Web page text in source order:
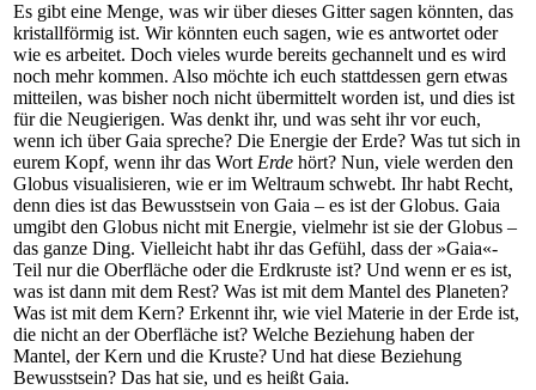
Es gibt eine Menge, was wir über dieses Gitter sagen könnten, das
kristallförmig ist. Wir könnten euch sagen, wie es antwortet oder
wie es arbeitet. Doch vieles wurde bereits gechannelt und es wird
noch mehr kommen. Also möchte ich euch stattdessen gern etwas
mitteilen, was bisher noch nicht übermittelt worden ist, und dies ist
für die Neugierigen. Was denkt ihr, und was seht ihr vor euch,
wenn ich über Gaia spreche? Die Energie der Erde? Was tut sich in
eurem Kopf, wenn ihr das Wort Erde hört? Nun, viele werden den
Globus visualisieren, wie er im Weltraum schwebt. Ihr habt Recht,
denn dies ist das Bewusstsein von Gaia – es ist der Globus. Gaia
umgibt den Globus nicht mit Energie, vielmehr ist sie der Globus –
das ganze Ding. Vielleicht habt ihr das Gefühl, dass der »Gaia«-
Teil nur die Oberfläche oder die Erdkruste ist? Und wenn er es ist,
was ist dann mit dem Rest? Was ist mit dem Mantel des Planeten?
Was ist mit dem Kern? Erkennt ihr, wie viel Materie in der Erde ist,
die nicht an der Oberfläche ist? Welche Beziehung haben der
Mantel, der Kern und die Kruste? Und hat diese Beziehung
Bewusstsein? Das hat sie, und es heißt Gaia.